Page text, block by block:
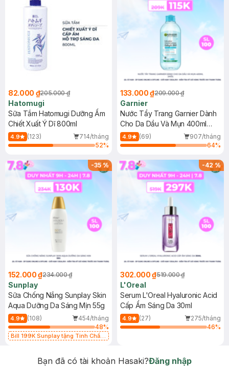
82.000 ₫205.000 ₫
Hatomugi
Sữa Tắm Hatomugi Dưỡng Ẩm
Chiết Xuất Ý Dĩ 800ml
4.9 (123)
714/tháng
52%
133.000 ₫209.000 ₫
Garnier
Nước Tẩy Trang Garnier Dành
Cho Da Dầu Và Mụn 400ml
(Mới)
4.9 (69)
907/tháng
64%
-35%
152.000 ₫234.000 ₫
Sunplay
Sữa Chống Nắng Sunplay Skin
Aqua Dưỡng Da Sáng Mịn 55g
4.9 (108)
454/tháng
48%
Bill 199K Sunplay tặng Tinh Chất
-42%
302.000 ₫519.000 ₫
L'Oreal
Serum L'Oreal Hyaluronic Acid
Cấp Ẩm Sáng Da 30ml
4.9 (27)
275/tháng
46%
Bạn đã có tài khoản Hasaki?Đăng nhập